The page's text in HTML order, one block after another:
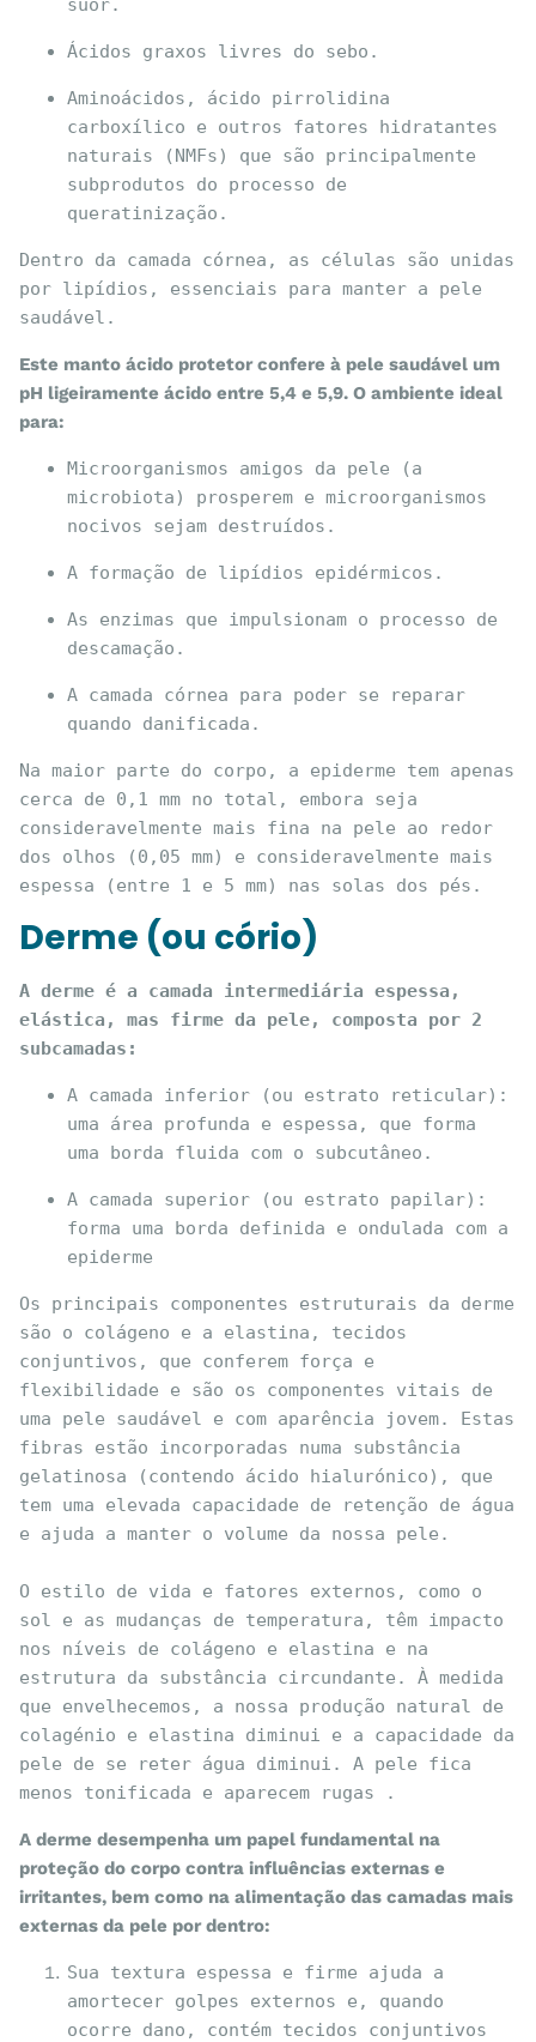
suor.
Ácidos graxos livres do sebo.
Aminoácidos, ácido pirrolidina
carboxílico e outros fatores hidratantes
naturais (NMFs) que são principalmente
subprodutos do processo de
queratinização.
Dentro da camada córnea, as células são unidas
por lipídios, essenciais para manter a pele
saudável.
Este manto ácido protetor confere à pele saudável um
pH ligeiramente ácido entre 5,4 e 5,9. O ambiente ideal
para:
Microorganismos amigos da pele (a
microbiota) prosperem e microorganismos
nocivos sejam destruídos.
A formação de lipídios epidérmicos.
As enzimas que impulsionam o processo de
descamação.
A camada córnea para poder se reparar
quando danificada.
Na maior parte do corpo, a epiderme tem apenas
cerca de 0,1 mm no total, embora seja
consideravelmente mais fina na pele ao redor
dos olhos (0,05 mm) e consideravelmente mais
espessa (entre 1 e 5 mm) nas solas dos pés.
Derme (ou cório)
A derme é a camada intermediária espessa,
elástica, mas firme da pele, composta por 2
subcamadas:
A camada inferior (ou estrato reticular):
uma área profunda e espessa, que forma
uma borda fluida com o subcutâneo.
A camada superior (ou estrato papilar):
forma uma borda definida e ondulada com a
epiderme
Os principais componentes estruturais da derme
são o colágeno e a elastina, tecidos
conjuntivos, que conferem força e
flexibilidade e são os componentes vitais de
uma pele saudável e com aparência jovem. Estas
fibras estão incorporadas numa substância
gelatinosa (contendo ácido hialurónico), que
tem uma elevada capacidade de retenção de água
e ajuda a manter o volume da nossa pele.
O estilo de vida e fatores externos, como o
sol e as mudanças de temperatura, têm impacto
nos níveis de colágeno e elastina e na
estrutura da substância circundante. À medida
que envelhecemos, a nossa produção natural de
colagénio e elastina diminui e a capacidade da
pele de se reter água diminui. A pele fica
menos tonificada e aparecem rugas .
A derme desempenha um papel fundamental na
proteção do corpo contra influências externas e
irritantes, bem como na alimentação das camadas mais
externas da pele por dentro:
Sua textura espessa e firme ajuda a
amortecer golpes externos e, quando
ocorre dano, contém tecidos conjuntivos